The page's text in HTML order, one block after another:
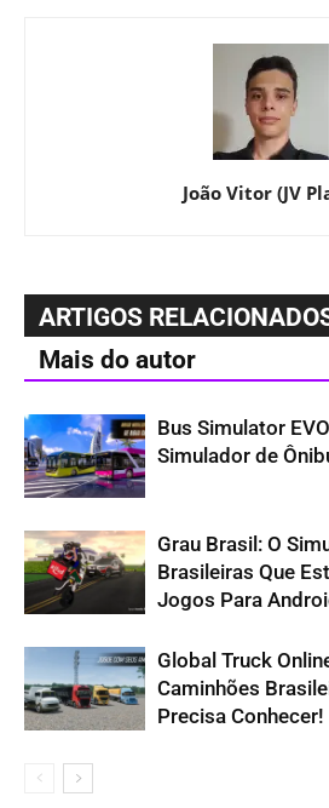
João Vitor (JV
ARTIGOS
Mais do autor
Bus Simulator
Simulador de
Grau Brasil: O
Brasileiras Que
Jogos Para
Global Truck
Caminhões
Precisa Conhecer!